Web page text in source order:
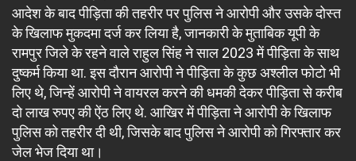
आदेश के बाद पीड़िता की तहरीर पर पुलिस ने आरोपी और उसके दोस्त
के खिलाफ मुकदमा दर्ज कर लिया है, जानकारी के मुताबिक यूपी के
रामपुर जिले के रहने वाले राहुल सिंह ने साल 2023 में पीड़िता के साथ
दुष्कर्म किया था. इस दौरान आरोपी ने पीड़िता के कुछ अश्लील फोटो भी
लिए थे, जिन्हें आरोपी ने वायरल करने की धमकी देकर पीड़िता से करीब
दो लाख रुपए की ऐंठ लिए थे. आखिर में पीड़िता ने आरोपी के खिलाफ
पुलिस को तहरीर दी थी, जिसके बाद पुलिस ने आरोपी को गिरफ्तार कर
जेल भेज दिया था।